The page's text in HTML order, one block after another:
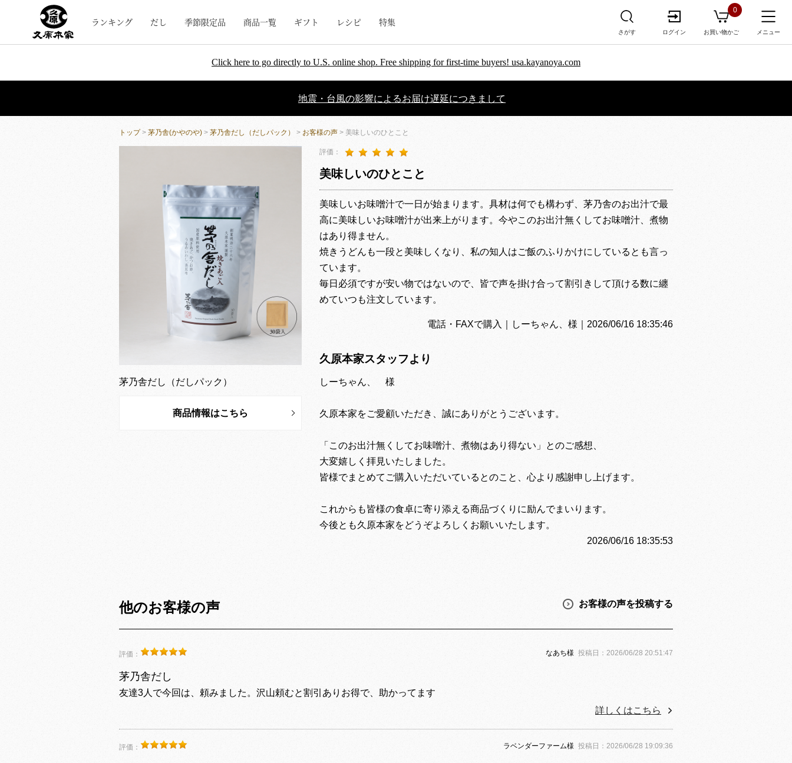
ランキング だし 季節限定品 商品一覧 ギフト レシピ 特集
さがす ログイン お買い物かご
0
メニュー
Click here to go directly to U.S. online shop. Free shipping for first-time buyers! usa.kayanoya.com
地震・台風の影響によるお届け遅延につきまして
トップ> 茅乃舎(かやのや) > 茅乃舎だし（だしパック） > お客様の声 > 美味しいのひとこと
茅乃舎だし（だしパック）
商品情報はこちら
評価：
美味しいのひとこと
美味しいお味噌汁で一日が始まります。具材は何でも構わず、茅乃舎のお出汁で最
高に美味しいお味噌汁が出来上がります。今やこのお出汁無くしてお味噌汁、煮物
はあり得ません。
焼きうどんも一段と美味しくなり、私の知人はご飯のふりかけにしているとも言っ
ています。
毎日必須ですが安い物ではないので、皆で声を掛け合って割引きして頂ける数に纏
めていつも注文しています。
電話・FAXで購入｜しーちゃん、様｜2026/06/16 18:35:46
久原本家スタッフより
しーちゃん、 様
久原本家をご愛顧いただき、誠にありがとうございます。
「このお出汁無くしてお味噌汁、煮物はあり得ない」とのご感想、
大変嬉しく拝見いたしました。
皆様でまとめてご購入いただいているとのこと、心より感謝申し上げます。
これからも皆様の食卓に寄り添える商品づくりに励んでまいります。
今後とも久原本家をどうぞよろしくお願いいたします。
2026/06/16 18:35:53
他のお客様の声 お客様の声を投稿する
評価： なあち様 投稿日：2026/06/28 20:51:47
茅乃舎だし
友達3人で今回は、頼みました。沢山頼むと割引ありお得で、助かってます
詳しくはこちら
評価： ラベンダーファーム様 投稿日：2026/06/28 19:09:36